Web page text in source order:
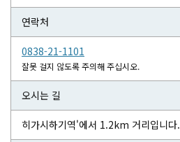
연락처
0838-21-1101
잘못 걸지 않도록 주의해 주십시오.
오시는 길
히가시하기역'에서 1.2km 거리입니다.